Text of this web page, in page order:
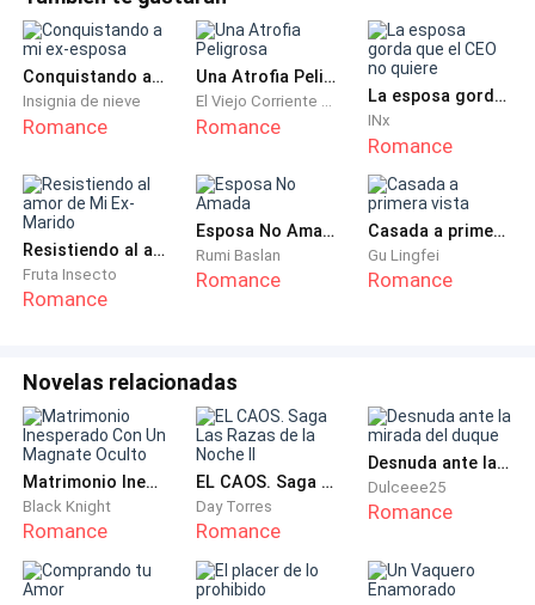
Conquistando a mi ex-esposa
Insignia de nieve
Romance
Una Atrofia Peligrosa
El Viejo Corriente del Río Qi
Romance
La esposa gorda que el CEO no quiere
INx
Romance
Resistiendo al amor de Mi Ex-Marido
Fruta Insecto
Romance
Esposa No Amada
Rumi Baslan
Romance
Casada a primera vista
Gu Lingfei
Romance
Novelas relacionadas
Matrimonio Inesperado Con Un Magnate Oculto
Black Knight
Romance
EL CAOS. Saga Las Razas de la Noche II
Day Torres
Romance
Desnuda ante la mirada del duque
Dulceee25
Romance